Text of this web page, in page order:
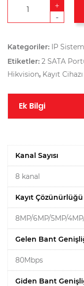
-
+
Kategoriler: IP Sistem
Etiketler: 2 SATA
Hikvision, Kayıt Cihazı
Ek Bilgi
Kanal Sayısı
8 kanal
Kayıt Çözünürlüğü
8MP/6MP/5MP/
Gelen Bant
80Mbps
Giden Bant